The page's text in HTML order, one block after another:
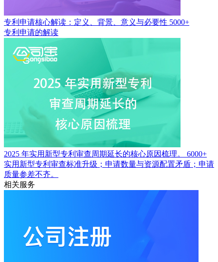
专利申请核心解读：定义、背景、意义与必要性 5000+
专利申请的解读
2025 年实用新型专利审查周期延长的核心原因梳理。
6000+
实用新型专利审查标准升级；申请数量与资源配置矛盾；申请
质量参差不齐。
相关服务